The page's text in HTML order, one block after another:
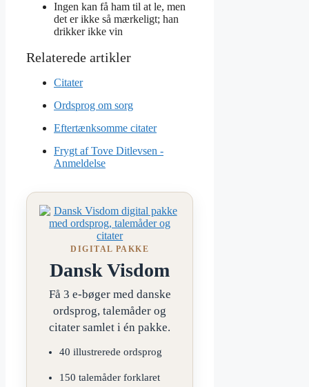
Ingen kan få ham til at le, men
det er ikke så mærkeligt; han
drikker ikke vin
Citater
Ordsprog om sorg
Eftertænksomme citater
Frygt af Tove Ditlevsen -
Anmeldelse
DIGITAL PAKKE
Dansk Visdom
Få 3 e-bøger med danske
ordsprog, talemåder og
citater samlet i én pakke.
40 illustrerede ordsprog
150 talemåder forklaret